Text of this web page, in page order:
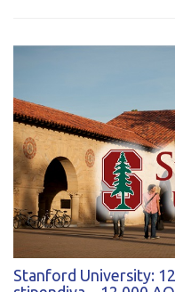
Stanford University: